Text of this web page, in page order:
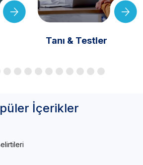
Tanı & Testler
İçerikler